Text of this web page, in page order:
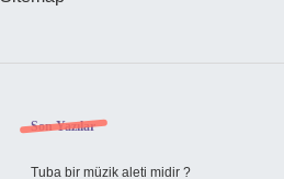
Sidebar
Son Yazılar
Tuba bir müzik aleti midir ?